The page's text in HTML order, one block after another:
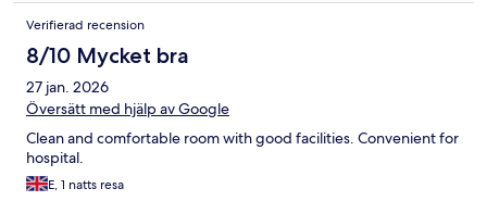
Verifierad recension
8/10 Mycket bra
27 jan. 2026
Översätt med hjälp av Google
Clean and comfortable room with good facilities. Convenient for
hospital.
E, 1 natts resa